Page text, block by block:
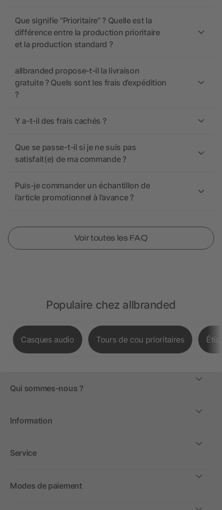
Que signifie “Prioritaire” ? Quelle est la
différence entre la production prioritaire
et la production standard ?
allbranded propose-t-il la livraison
gratuite ? Quels sont les frais d’expédition
?
Y a-t-il des frais cachés ?
Que se passe-t-il si je ne suis pas
satisfait(e) de ma commande ?
Puis-je commander un échantillon de
l’article promotionnel à l’avance ?
Voir toutes les FAQ
Populaire chez allbranded
Casques audio Tours de cou prioritaires
Qui sommes-nous ?
Information
Service
Modes de paiement